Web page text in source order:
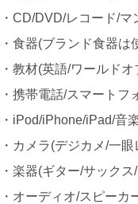
・CD/DVD/レコード/
・食器(ブランド食器は
・教材(英語/ワールド
・携帯電話/スマートフ
・iPod/iPhone/iPad/音
・カメラ(デジカメ/一
・楽器(ギター/サック
・オーディオ/スピーカ